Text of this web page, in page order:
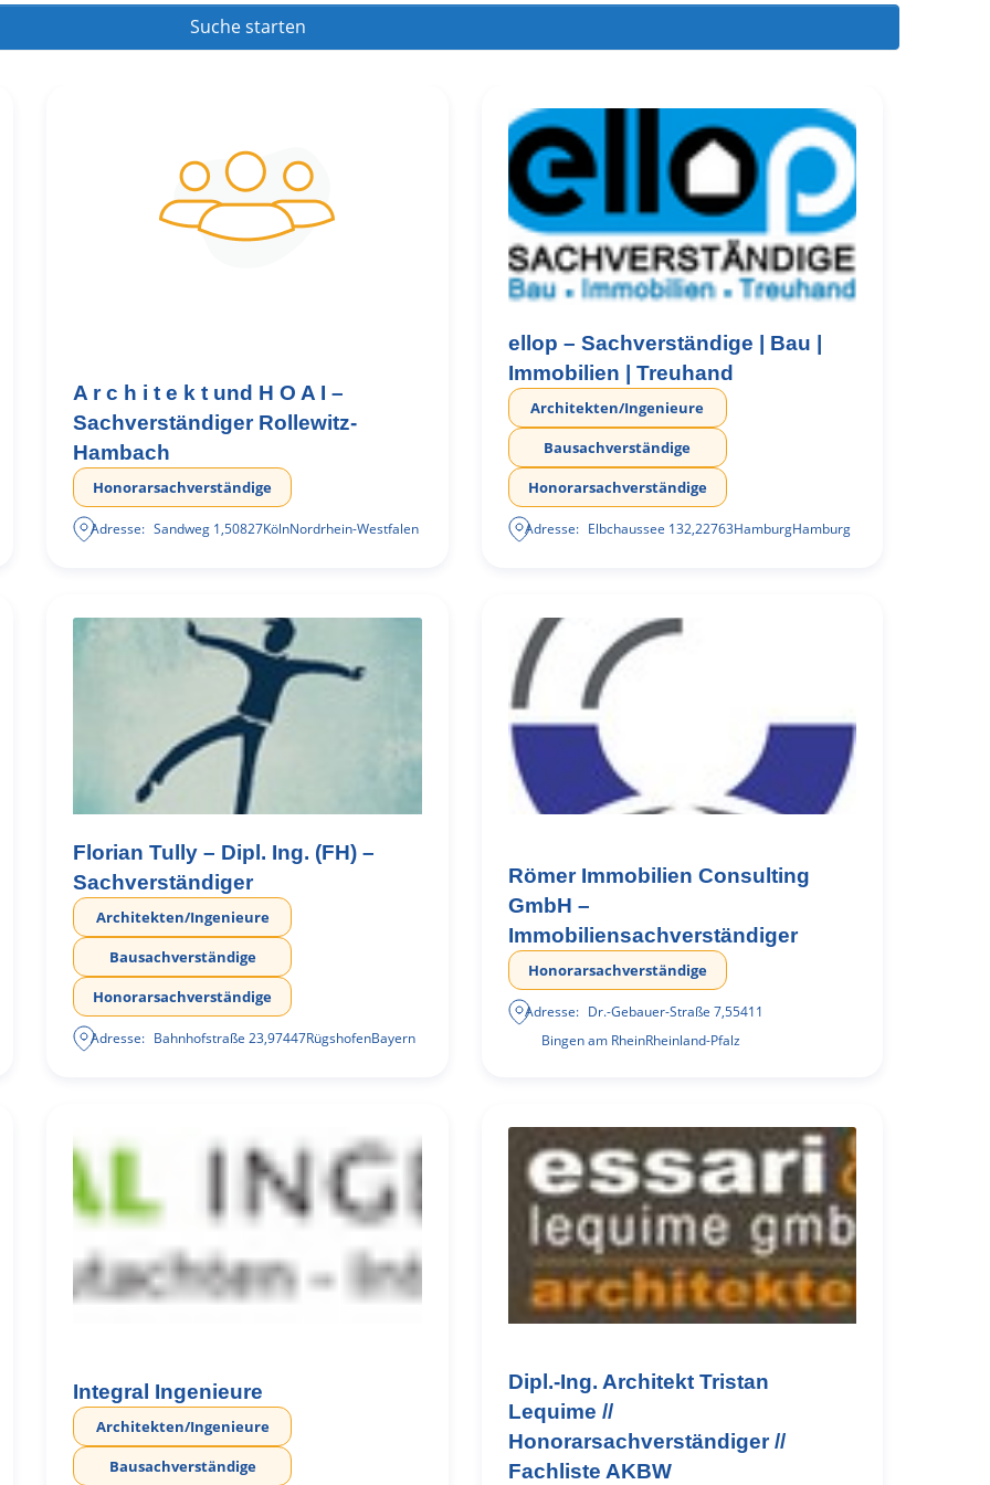
Suche startenSuche starten
A r c h i t e k t und H O A I –
Sachverständiger Rollewitz-
Hambach
Honorarsachverständige
Adresse: Sandweg 1,50827KölnNordrhein-Westfalen
ellop – Sachverständige | Bau |
Immobilien | Treuhand
Architekten/Ingenieure
Bausachverständige
Honorarsachverständige
Adresse: Elbchaussee 132,22763HamburgHamburg
Florian Tully – Dipl. Ing. (FH) –
Sachverständiger
Architekten/Ingenieure
Bausachverständige
Honorarsachverständige
Adresse: Bahnhofstraße 23,97447RügshofenBayern
Römer Immobilien Consulting
GmbH –
Immobiliensachverständiger
Honorarsachverständige
Adresse: Dr.-Gebauer-Straße 7,55411
Bingen am RheinRheinland-Pfalz
Integral Ingenieure
Architekten/Ingenieure
Bausachverständige
Dipl.-Ing. Architekt Tristan
Lequime //
Honorarsachverständiger //
Fachliste AKBW